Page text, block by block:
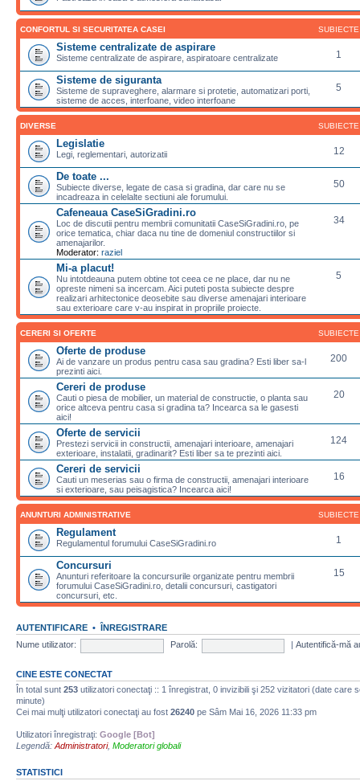
CONFORTUL SI SECURITATEA CASEI SUBIECTE
Sisteme centralizate de aspirare
Sisteme centralizate de aspirare, aspiratoare centralizate 1
Sisteme de siguranta
Sisteme de supraveghere, alarmare si protetie, automatizari porti,
sisteme de acces, interfoane, video interfoane
5
DIVERSE SUBIECTE
Legislatie
Legi, reglementari, autorizatii 12
De toate ...
Subiecte diverse, legate de casa si gradina, dar care nu se
incadreaza in celelalte sectiuni ale forumului.
50
Cafeneaua CaseSiGradini.ro
Loc de discutii pentru membrii comunitatii CaseSiGradini.ro, pe
orice tematica, chiar daca nu tine de domeniul constructiilor si
amenajarilor.
Moderator: raziel
34
Mi-a placut!
Nu intotdeauna putem obtine tot ceea ce ne place, dar nu ne
opreste nimeni sa incercam. Aici puteti posta subiecte despre
realizari arhitectonice deosebite sau diverse amenajari interioare
sau exterioare care v-au inspirat in propriile proiecte.
5
CERERI SI OFERTE SUBIECTE
Oferte de produse
Ai de vanzare un produs pentru casa sau gradina? Esti liber sa-l
prezinti aici.
200
Cereri de produse
Cauti o piesa de mobilier, un material de constructie, o planta sau
orice altceva pentru casa si gradina ta? Incearca sa le gasesti
aici!
20
Oferte de servicii
Prestezi servicii in constructii, amenajari interioare, amenajari
exterioare, instalatii, gradinarit? Esti liber sa te prezinti aici.
124
Cereri de servicii
Cauti un meserias sau o firma de constructii, amenajari interioare
si exterioare, sau peisagistica? Incearca aici!
16
ANUNTURI ADMINISTRATIVE SUBIECTE
Regulament
Regulamentul forumului CaseSiGradini.ro 1
Concursuri
Anunturi referitoare la concursurile organizate pentru membrii
forumului CaseSiGradini.ro, detalii concursuri, castigatori
concursuri, etc.
15
AUTENTIFICARE • ÎNREGISTRARE
Nume utilizator:
Parolă: Autentifică-mă
CINE ESTE CONECTAT
În total sunt 253 utilizatori conectaţi :: 1 înregistrat, 0 invizibili şi 252 vizitatori (date care
minute)
Cei mai mulţi utilizatori conectaţi au fost 26240 pe Sâm Mai 16, 2026 11:33 pm
Utilizatori înregistraţi: Google [Bot]
Legendă: Administratori, Moderatori globali
STATISTICI